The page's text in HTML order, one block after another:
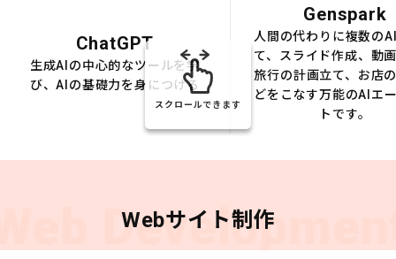
ChatGPT
生成AIの中心的なツールを学
び、AIの基礎力を身につける
Genspark
人間の代わりに複数の
て、スライド作成、動
旅行の計画立て、お店
どをこなす万能のAIエ
トです。
スクロールできます
Webサイト制作